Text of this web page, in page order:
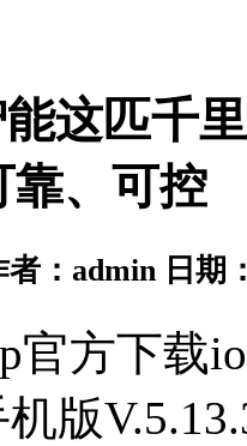
这匹千
靠、可控
：admin 日期
方下载
版